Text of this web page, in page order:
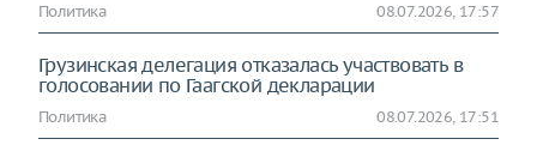
Политика 08.07.2026, 17:57
Грузинская делегация отказалась участвовать в
голосовании по Гаагской декларации
Политика 08.07.2026, 17:51